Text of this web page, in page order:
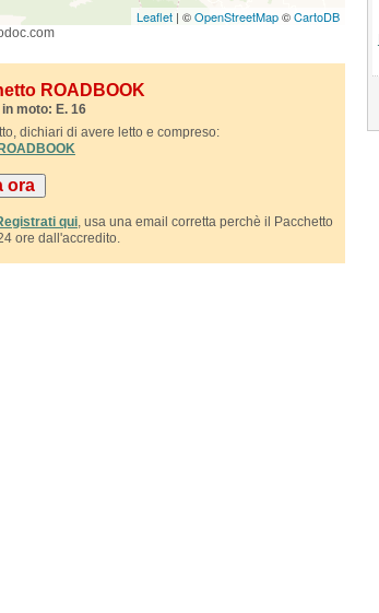
Leaflet| ©OpenStreetMap©CartoDB
ROADBOOK
moto: E. 16
dichiari di avere letto e compreso:
qui, usa una email corretta perchè il Pacchetto
ore dall'accredito.